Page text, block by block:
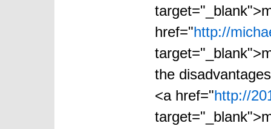
href="http://
the
<a href="http://